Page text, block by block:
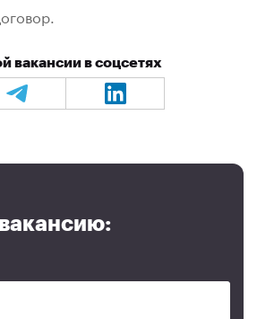
вакансии в соцсетях